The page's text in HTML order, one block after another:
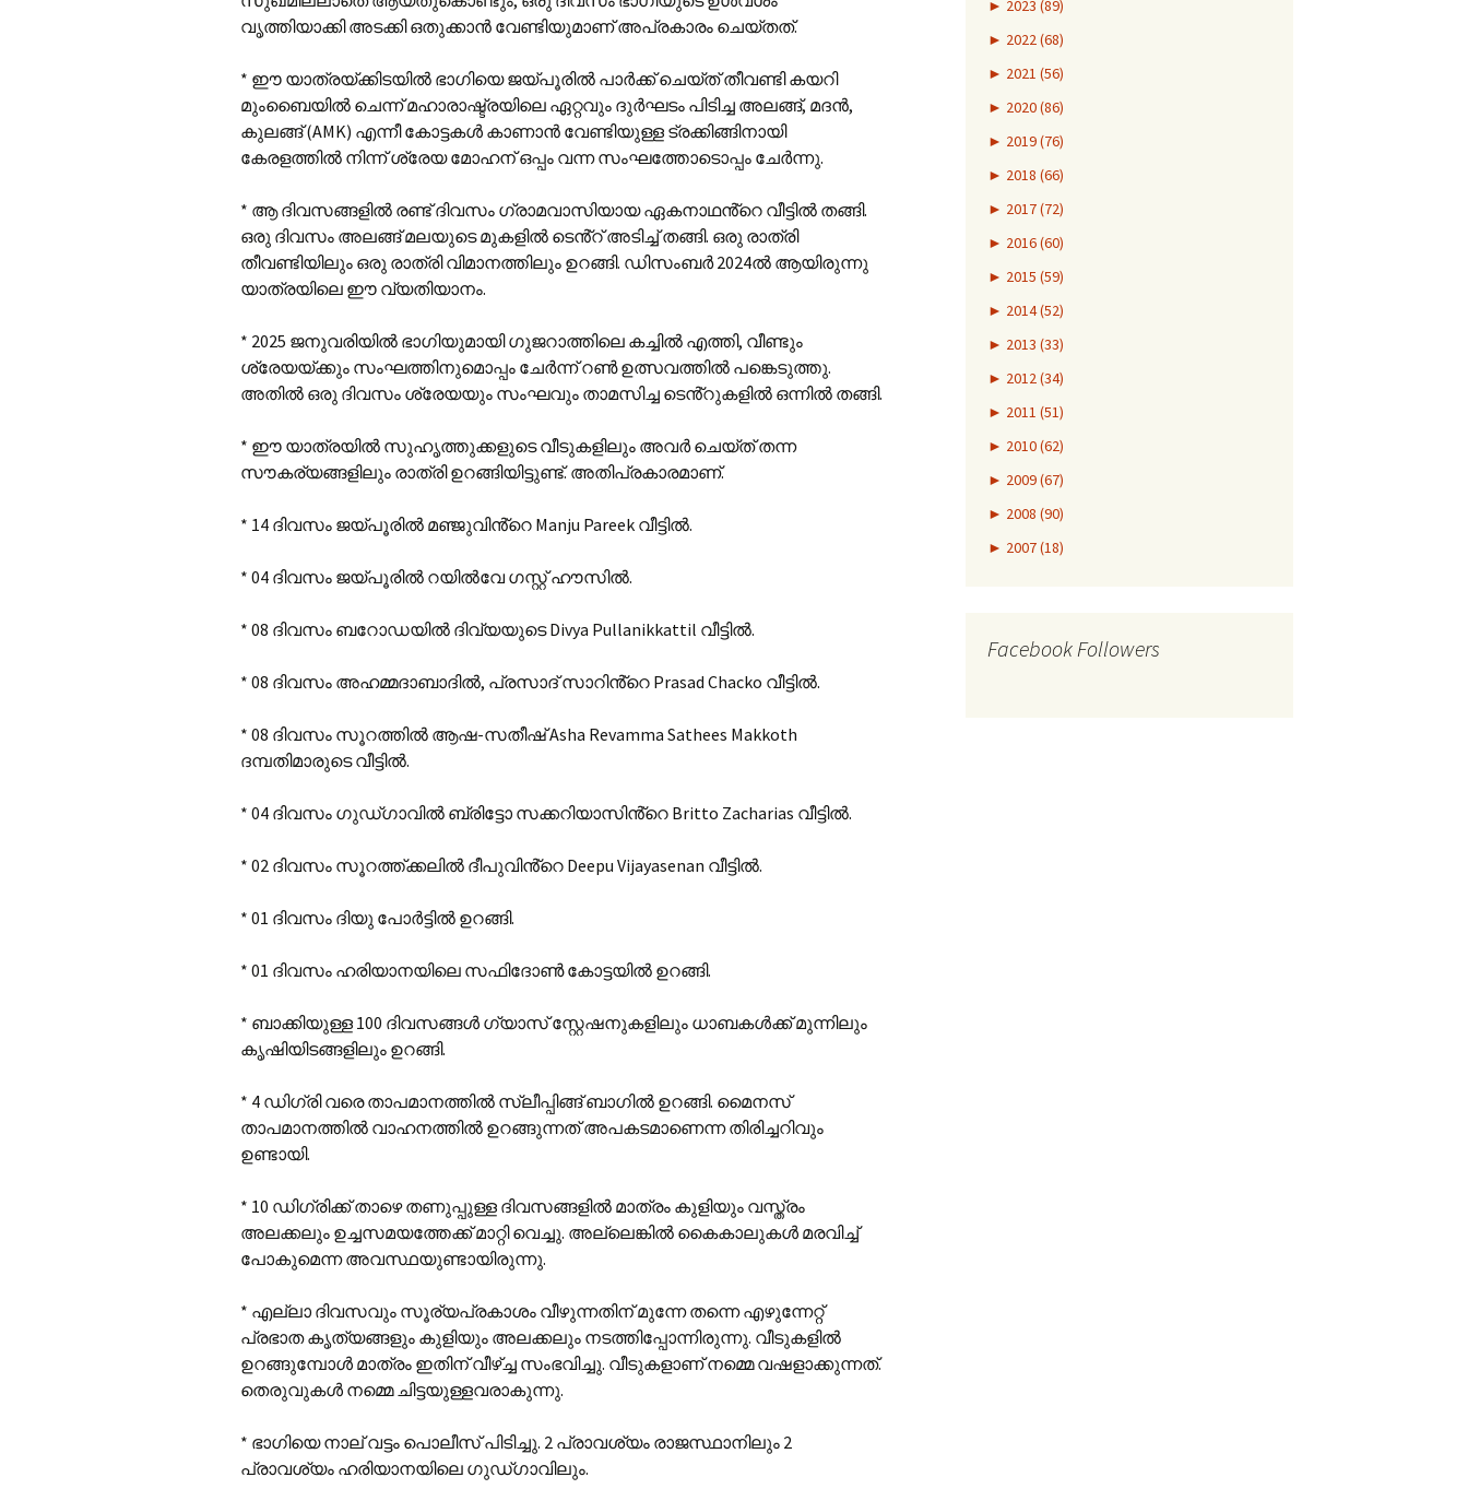
വൃത്തിയാക്കി അടക്കി ഒതുക്കാൻ വേണ്ടിയുമാണ് അപ്രകാരം ചെയ്തത്.
* ഈ യാത്രയ്ക്കിടയിൽ ഭാഗിയെ ജയ്പൂരിൽ പാർക്ക് ചെയ്ത് തീവണ്ടി കയറി
മുംബൈയിൽ ചെന്ന് മഹാരാഷ്ട്രയിലെ ഏറ്റവും ദുർഘടം പിടിച്ച അലങ്ങ്, മദൻ,
കുലങ്ങ് (AMK) എന്നീ കോട്ടകൾ കാണാൻ വേണ്ടിയുള്ള ട്രക്കിങ്ങിനായി
കേരളത്തിൽ നിന്ന് ശ്രേയ മോഹന് ഒപ്പം വന്ന സംഘത്തോടൊപ്പം ചേർന്നു.
* ആ ദിവസങ്ങളിൽ രണ്ട് ദിവസം ഗ്രാമവാസിയായ ഏകനാഥൻ്റെ വീട്ടിൽ തങ്ങി.
ഒരു ദിവസം അലങ്ങ് മലയുടെ മുകളിൽ ടെൻ്റ് അടിച്ച് തങ്ങി. ഒരു രാത്രി
തീവണ്ടിയിലും ഒരു രാത്രി വിമാനത്തിലും ഉറങ്ങി. ഡിസംബർ 2024ൽ ആയിരുന്നു
യാത്രയിലെ ഈ വ്യതിയാനം.
* 2025 ജനുവരിയിൽ ഭാഗിയുമായി ഗുജറാത്തിലെ കച്ചിൽ എത്തി, വീണ്ടും
ശ്രേയയ്ക്കും സംഘത്തിനുമൊപ്പം ചേർന്ന് റൺ ഉത്സവത്തിൽ പങ്കെടുത്തു.
അതിൽ ഒരു ദിവസം ശ്രേയയും സംഘവും താമസിച്ച ടെൻ്റുകളിൽ ഒന്നിൽ തങ്ങി.
* ഈ യാത്രയിൽ സുഹൃത്തുക്കളുടെ വീടുകളിലും അവർ ചെയ്ത് തന്ന
സൗകര്യങ്ങളിലും രാത്രി ഉറങ്ങിയിട്ടുണ്ട്. അതിപ്രകാരമാണ്.
* 14 ദിവസം ജയ്പൂരിൽ മഞ്ജുവിൻ്റെ Manju Pareek വീട്ടിൽ.
* 04 ദിവസം ജയ്പൂരിൽ റയിൽവേ ഗസ്റ്റ് ഹൗസിൽ.
* 08 ദിവസം ബറോഡയിൽ ദിവ്യയുടെ Divya Pullanikkattil വീട്ടിൽ.
* 08 ദിവസം അഹമ്മദാബാദിൽ, പ്രസാദ് സാറിൻ്റെ Prasad Chacko വീട്ടിൽ.
* 08 ദിവസം സൂറത്തിൽ ആഷ-സതീഷ് Asha Revamma Sathees Makkoth
ദമ്പതിമാരുടെ വീട്ടിൽ.
* 04 ദിവസം ഗുഡ്ഗാവിൽ ബ്രിട്ടോ സക്കറിയാസിൻ്റെ Britto Zacharias വീട്ടിൽ.
* 02 ദിവസം സൂറത്ത്ക്കലിൽ ദീപുവിൻ്റെ Deepu Vijayasenan വീട്ടിൽ.
* 01 ദിവസം ദിയു പോർട്ടിൽ ഉറങ്ങി.
* 01 ദിവസം ഹരിയാനയിലെ സഫിദോൺ കോട്ടയിൽ ഉറങ്ങി.
* ബാക്കിയുള്ള 100 ദിവസങ്ങൾ ഗ്യാസ് സ്റ്റേഷനുകളിലും ധാബകൾക്ക് മുന്നിലും
കൃഷിയിടങ്ങളിലും ഉറങ്ങി.
* 4 ഡിഗ്രി വരെ താപമാനത്തിൽ സ്ലീപ്പിങ്ങ് ബാഗിൽ ഉറങ്ങി. മൈനസ്
താപമാനത്തിൽ വാഹനത്തിൽ ഉറങ്ങുന്നത് അപകടമാണെന്ന തിരിച്ചറിവും
ഉണ്ടായി.
* 10 ഡിഗ്രിക്ക് താഴെ തണുപ്പുള്ള ദിവസങ്ങളിൽ മാത്രം കുളിയും വസ്ത്രം
അലക്കലും ഉച്ചസമയത്തേക്ക് മാറ്റി വെച്ചു. അല്ലെങ്കിൽ കൈകാലുകൾ മരവിച്ച്
പോകുമെന്ന അവസ്ഥയുണ്ടായിരുന്നു.
* എല്ലാ ദിവസവും സൂര്യപ്രകാശം വീഴുന്നതിന് മുന്നേ തന്നെ എഴുന്നേറ്റ്
പ്രഭാത കൃത്യങ്ങളും കുളിയും അലക്കലും നടത്തിപ്പോന്നിരുന്നു. വീടുകളിൽ
ഉറങ്ങുമ്പോൾ മാത്രം ഇതിന് വീഴ്ച്ച സംഭവിച്ചു. വീടുകളാണ് നമ്മെ വഷളാക്കുന്നത്.
തെരുവുകൾ നമ്മെ ചിട്ടയുള്ളവരാകുന്നു.
* ഭാഗിയെ നാല് വട്ടം പൊലീസ് പിടിച്ചു. 2 പ്രാവശ്യം രാജസ്ഥാനിലും 2
പ്രാവശ്യം ഹരിയാനയിലെ ഗുഡ്ഗാവിലും.
► 2023 (89)
► 2022 (68)
► 2021 (56)
► 2020 (86)
► 2019 (76)
► 2018 (66)
► 2017 (72)
► 2016 (60)
► 2015 (59)
► 2014 (52)
► 2013 (33)
► 2012 (34)
► 2011 (51)
► 2010 (62)
► 2009 (67)
► 2008 (90)
► 2007 (18)
Facebook Followers